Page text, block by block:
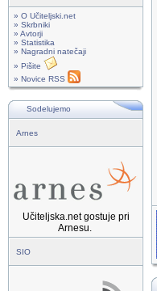
» O Učiteljski.net
» Skrbniki
» Avtorji
» Statistika
» Nagradni natečaji
» Pišite
» Novice RSS
Sodelujemo
Arnes
Učiteljska.net gostuje pri
Arnesu.
SIO